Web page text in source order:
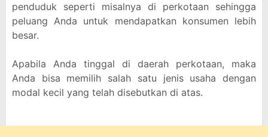
penduduk seperti misalnya di perkotaan sehingga
peluang Anda untuk mendapatkan konsumen lebih
besar.
Apabila Anda tinggal di daerah perkotaan, maka
Anda bisa memilih salah satu jenis usaha dengan
modal kecil yang telah disebutkan di atas.